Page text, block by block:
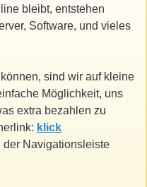
bleibt, entstehen
Software, und vieles
sind wir auf kleine
Möglichkeit, uns
extra bezahlen zu
klick
der Navigationsleiste